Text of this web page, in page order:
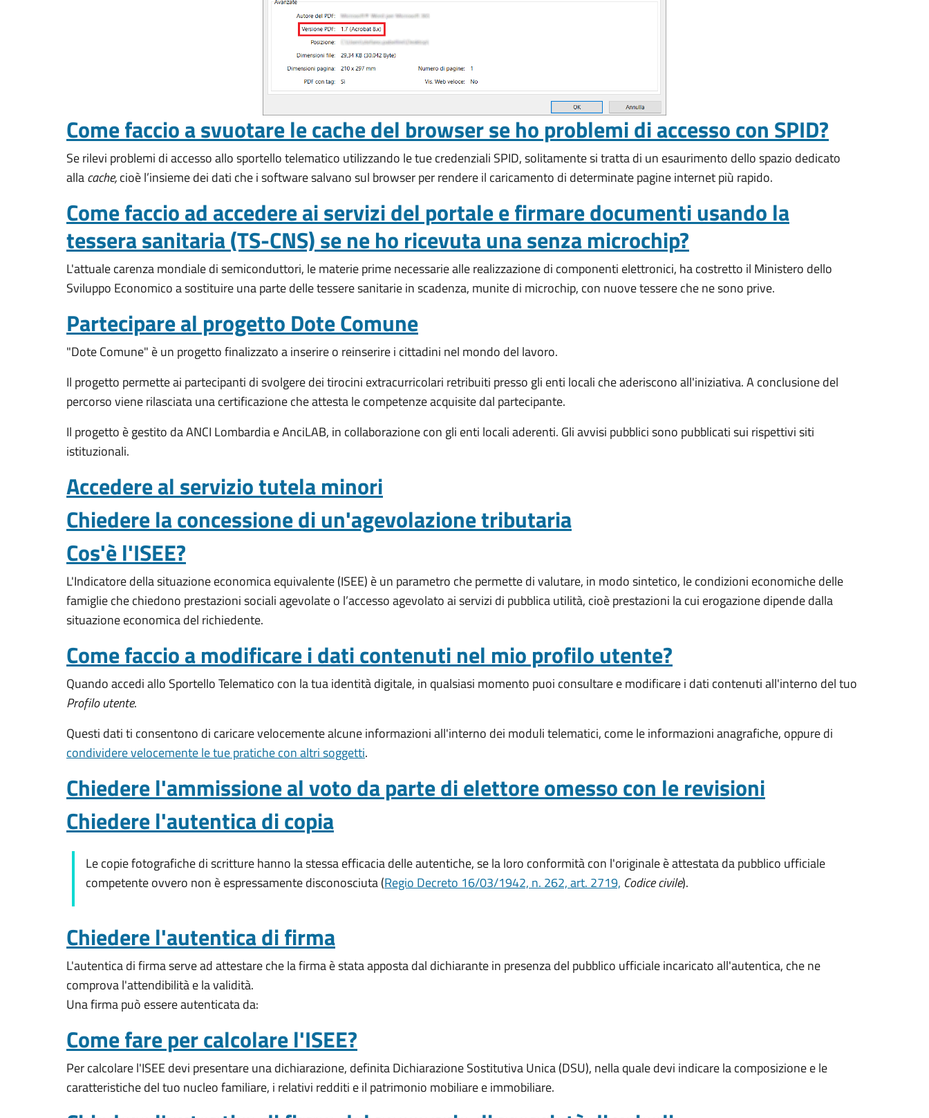
Come faccio a svuotare le cache del browser se ho problemi di accesso con SPID?
Se rilevi problemi di accesso allo sportello telematico utilizzando le tue credenziali SPID, solitamente si tratta di un esaurimento dello spazio dedicato
allacache,cioè l’insieme dei dati che i software salvano sul browser per rendere il caricamento di determinate pagine internet più rapido.
Come faccio ad accedere ai servizi del portale e firmare documenti usando la
tessera sanitaria (TS-CNS) se ne ho ricevuta una senza microchip?
L'attuale carenza mondiale di semiconduttori, le materie prime necessarie alle realizzazione di componenti elettronici, ha costretto il Ministero dello
Sviluppo Economico a sostituire una parte delle tessere sanitarie in scadenza, munite di microchip, con nuove tessere che ne sono prive.
Partecipare al progetto Dote Comune
"Dote Comune" è un progetto finalizzato a inserire o reinserire i cittadini nel mondo del lavoro.
Il progetto permette ai partecipanti di svolgere dei tirocini extracurricolari retribuiti presso gli enti locali che aderiscono all'iniziativa. A conclusione del
percorso viene rilasciata una certificazione che attesta le competenze acquisite dal partecipante.
Il progetto è gestito da ANCI Lombardia e AnciLAB, in collaborazione con gli enti locali aderenti. Gli avvisi pubblici sono pubblicati sui rispettivi siti
istituzionali.
Accedere al servizio tutela minori
Chiedere la concessione di un'agevolazione tributaria
Cos'è l'ISEE?
L'Indicatore della situazione economica equivalente (ISEE) è un parametro che permette di valutare, in modo sintetico, le condizioni economiche delle
famiglie che chiedono prestazioni sociali agevolate o l’accesso agevolato ai servizi di pubblica utilità, cioè prestazioni la cui erogazione dipende dalla
situazione economica del richiedente.
Come faccio a modificare i dati contenuti nel mio profilo utente?
Quando accedi allo Sportello Telematico con la tua identità digitale, in qualsiasi momento puoi consultare e modificare i dati contenuti all'interno del tuo
Profilo utente.
Questi dati ti consentono di caricare velocemente alcune informazioni all'interno dei moduli telematici, come le informazioni anagrafiche, oppure di
condividere velocemente le tue pratiche con altri soggetti.
Chiedere l'ammissione al voto da parte di elettore omesso con le revisioni
Chiedere l'autentica di copia
Le copie fotografiche di scritture hanno la stessa efficacia delle autentiche, se la loro conformità con l'originale è attestata da pubblico ufficiale
competente ovvero non è espressamente disconosciuta (Regio Decreto 16/03/1942, n. 262, art. 2719, Codice civile).
Chiedere l'autentica di firma
L'autentica di firma serve ad attestare che la firma è stata apposta dal dichiarante in presenza del pubblico ufficiale incaricato all'autentica, che ne
comprova l'attendibilità e la validità.
Una firma può essere autenticata da:
Come fare per calcolare l'ISEE?
Per calcolare l'ISEE devi presentare una dichiarazione, definita Dichiarazione Sostitutiva Unica (DSU), nella quale devi indicare la composizione e le
caratteristiche del tuo nucleo familiare, i relativi redditi e il patrimonio mobiliare e immobiliare.